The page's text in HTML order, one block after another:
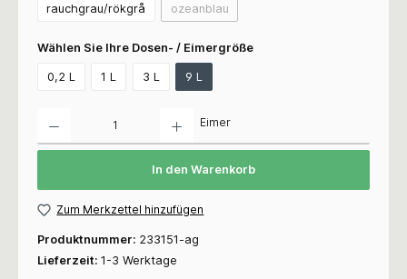
rauchgrau/rökgrå ozeanblau
Wählen Sie Ihre Dosen- / Eimergröße
0,2 L 1 L 3 L 9 L
Eimer
In den Warenkorb
Zum Merkzettel hinzufügen
Produktnummer: 233151-ag
Lieferzeit: 1-3 Werktage